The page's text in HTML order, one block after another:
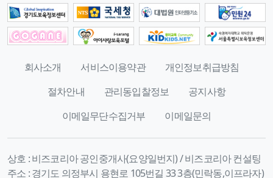
회사소개 서비스이용약관
개인정보취급방침
절차안내
관리동입찰정보
공지사항
이메일무단수집거부
이메일문의
상호 :비즈코리아 공인중개사(요양일번지) / 비즈코리아 컨설팅
주소 :경기도 의정부시 용현로 105번길 33 3층(민락동,이프라자)